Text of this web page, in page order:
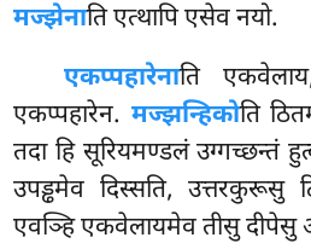
मज्झेनाति एत्थापि एसेव नयो.
एकप्पहारेनाति
एकप्पहारेन. मज्झन्हिकोति
तदा हि सूरियमण्डलं उग्गच्छन्तं
उपड्ढमेव दिस्सति, उत्तरकुरूसु
एवञ्हि एकवेलायमेव तीसु